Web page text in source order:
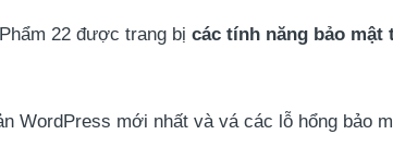
22 được trang bị các tính năng bảo mật
WordPress mới nhất và vá các lỗ hổng bảo